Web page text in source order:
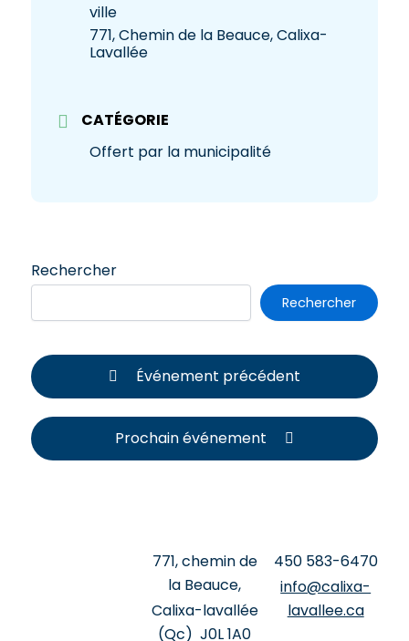
ville
771, Chemin de la Beauce, Calixa-
Lavallée
CATÉGORIE
Offert par la municipalité
Rechercher
Rechercher
Événement précédent
Prochain événement
771, chemin de
la Beauce,
Calixa-lavallée
(Qc) J0L 1A0
‍450 ‍583-6470
info@calixa-
lavallee.ca